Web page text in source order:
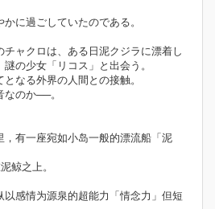
に過ごしていたのである。
ャクロは、ある日泥クジラに漂着し
の少女「リコス」と出会う。
なる外界の人間との接触。
のか──。
，有一座宛如小岛一般的漂流船「泥
鲸之上。
感情为源泉的超能力「情念力」但短